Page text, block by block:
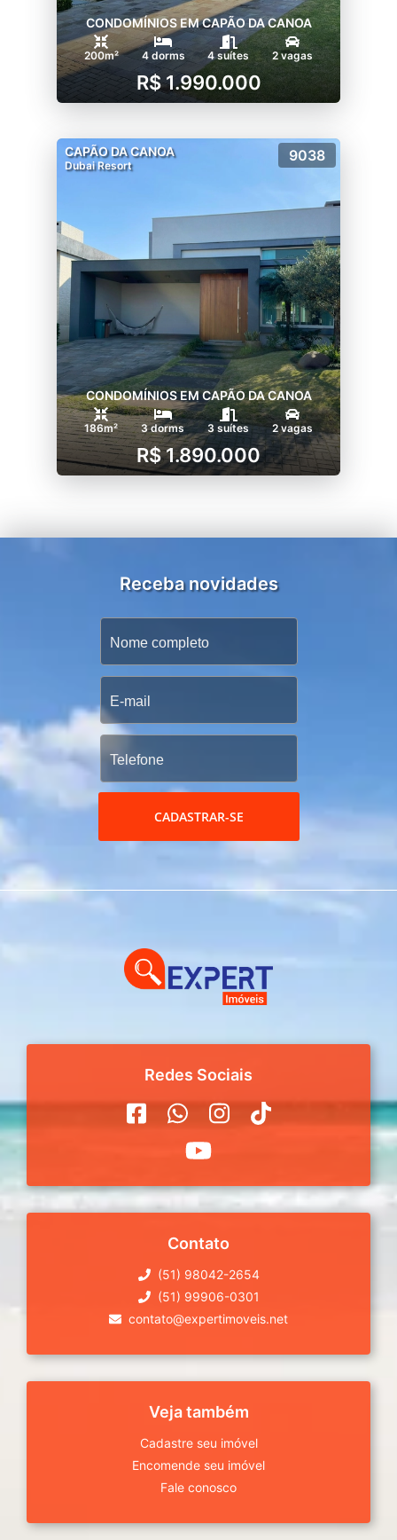
CONDOMÍNIOS EM CAPÃO DA CANOA
200m² 4 dorms 4 suítes 2 vagas
R$ 1.990.000
CAPÃO DA CANOA
Dubai Resort
9038
CONDOMÍNIOS EM CAPÃO DA CANOA
186m² 3 dorms 3 suítes 2 vagas
R$ 1.890.000
Receba novidades
CADASTRAR-SE
Redes Sociais
Contato
(51) 98042-2654
(51) 99906-0301
contato@expertimoveis.net
Veja também
Cadastre seu imóvel
Encomende seu imóvel
Fale conosco